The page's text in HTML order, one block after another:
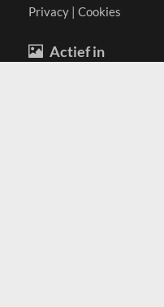
Privacy | Cookies
Actief in